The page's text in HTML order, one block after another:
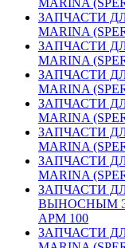
ЗАПЧАСТИ
MARINA
ЗАПЧАСТИ
MARINA
ЗАПЧАСТИ
MARINA
ЗАПЧАСТИ
MARINA
ЗАПЧАСТИ
MARINA
ЗАПЧАСТИ
MARINA
ЗАПЧАСТИ
ВЫНОСНЫМ
APM 100
ЗАПЧАСТИ